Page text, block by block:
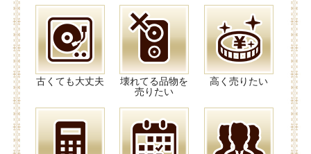
古くても大丈夫
壊れてる品物を
売りたい
高く売りたい